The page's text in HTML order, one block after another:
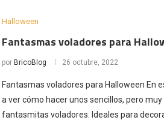
Halloween
Fantasmas voladores para
por BricoBlog 26 octubre, 2022
Fantasmas voladores para Halloween En
a ver cómo hacer unos sencillos, pero
fantasmitas voladores. Ideales para